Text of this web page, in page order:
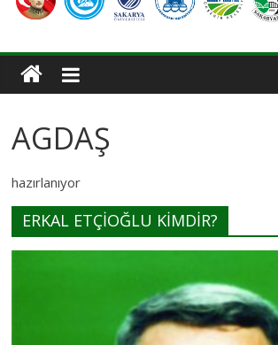
AGDAŞ
hazırlanıyor
ERKAL ETÇİOĞLU KİMDİR?